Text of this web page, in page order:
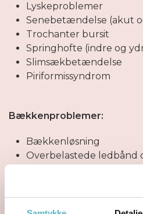
Lyskeproblemer
Senebetændelse (akut
Trochanter bursit
Springhofte (indre og
Slimsækbetændelse
Piriformissyndrom
Bækkenproblemer:
Bækkenløsning
Overbelastede ledbånd
Manglende styrke- og
bækkenet
Vores behandling